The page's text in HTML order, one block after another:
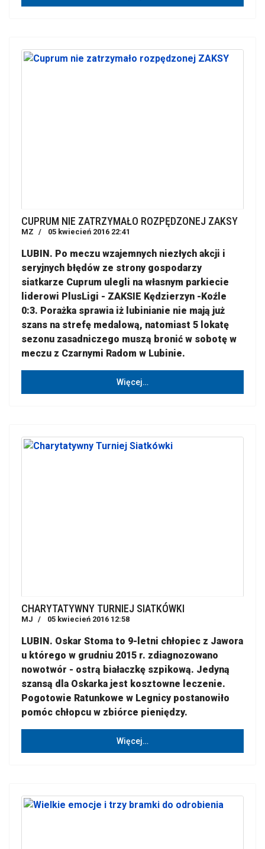
CUPRUM NIE ZATRZYMAŁO ROZPĘDZONEJ ZAKSY
MZ 05 kwiecień 2016 22:41
LUBIN. Po meczu wzajemnych niezłych akcji i
seryjnych błędów ze strony gospodarzy
siatkarze Cuprum ulegli na własnym parkiecie
liderowi PlusLigi - ZAKSIE Kędzierzyn -Koźle
0:3. Porażka sprawia iż lubinianie nie mają już
szans na strefę medalową, natomiast 5 lokatę
sezonu zasadniczego muszą bronić w sobotę w
meczu z Czarnymi Radom w Lubinie.
Więcej…
CHARYTATYWNY TURNIEJ SIATKÓWKI
MJ 05 kwiecień 2016 12:58
LUBIN. Oskar Stoma to 9-letni chłopiec z Jawora
u którego w grudniu 2015 r. zdiagnozowano
nowotwór - ostrą białaczkę szpikową. Jedyną
szansą dla Oskarka jest kosztowne leczenie.
Pogotowie Ratunkowe w Legnicy postanowiło
pomóc chłopcu w zbiórce pieniędzy.
Więcej…